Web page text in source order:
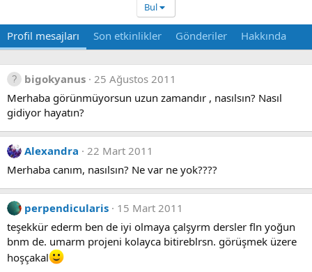
Bul
Profil mesajları Son etkinlikler Gönderiler Hakkında
bigokyanus 25 Ağustos 2011
Merhaba görünmüyorsun uzun zamandır , nasılsın? Nasıl
gidiyor hayatın?
Alexandra
22 Mart 2011
Merhaba canım, nasılsın? Ne var ne yok????
perpendicularis
15 Mart 2011
teşekkür ederm ben de iyi olmaya çalşyrm dersler fln yoğun
bnm de. umarm projeni kolayca bitireblrsn. görüşmek üzere
hoşçakal